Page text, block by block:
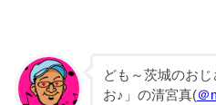
ども～茨城のお
お♪」の清宮真(＠